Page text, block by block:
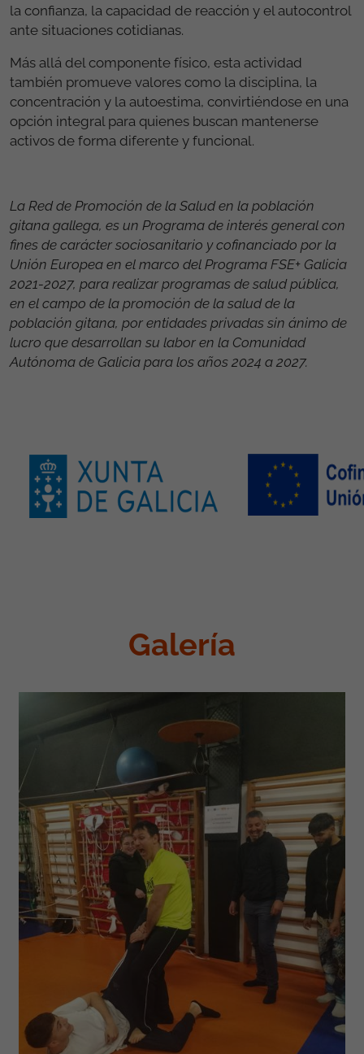
la confianza, la capacidad de reacción y el autocontrol
ante situaciones cotidianas.
Más allá del componente físico, esta actividad
también promueve valores como la disciplina, la
concentración y la autoestima, convirtiéndose en una
opción integral para quienes buscan mantenerse
activos de forma diferente y funcional.
La Red de Promoción de la Salud en la población
gitana gallega, es un Programa de interés general con
fines de carácter sociosanitario y cofinanciado por la
Unión Europea en el marco del Programa FSE+ Galicia
2021-2027, para realizar programas de salud pública,
en el campo de la promoción de la salud de la
población gitana, por entidades privadas sin ánimo de
lucro que desarrollan su labor en la Comunidad
Autónoma de Galicia para los años 2024 a 2027.
Galería